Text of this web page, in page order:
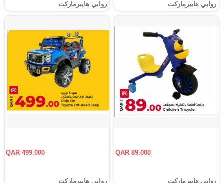
روابي هايبرماركت روابي هايبرماركت
QAR 89.000
روابي هايبرماركت
QAR 499.000
روابي هايبرماركت